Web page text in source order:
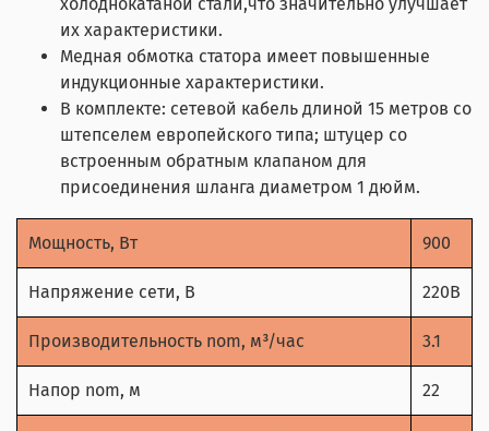
их характеристики.
Медная обмотка статора имеет повышенные
индукционные характеристики.
В комплекте: сетевой кабель длиной 15 метров со
штепселем европейского типа; штуцер со
встроенным обратным клапаном для
присоединения шланга диаметром 1 дюйм.
Мощность, Вт 900
Напряжение сети, В 220В
Производительность nom, м³/час 3.1
Напор nom, м 22